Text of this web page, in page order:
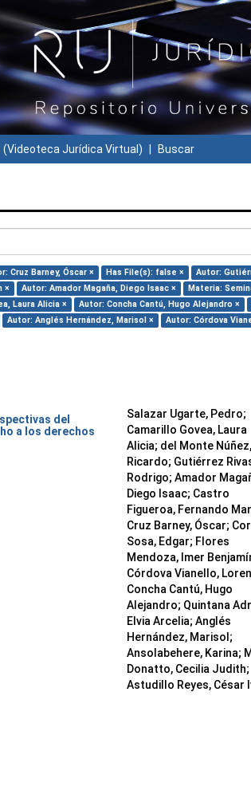
(Videoteca Jurídica Virtual) Buscar
Cruz Barney, Óscar × Has File(s): false ×
Autor:
× Autor: Amador Magaña, Diego Isaac ×
Materia:
Laura Alicia × Autor: Concha Cantú, Hugo Alejandro ×
Autor: Anglés Hernández, Marisol × Autor: Córdova
del
a los derechos
Salazar Ugarte, Pedro;
Camarillo Govea, Laura
Alicia; del Monte Núñez,
Ricardo; Gutiérrez
Rodrigo; Amador
Diego Isaac; Castro
Figueroa, Fernando
Cruz Barney, Óscar;
Sosa, Edgar; Flores
Mendoza, Imer
Córdova Vianello,
Concha Cantú, Hugo
Alejandro; Quintana
Elvia Arcelia; Anglés
Hernández, Marisol ;
Ansolabehere, Karina;
Donatto, Cecilia Judith;
Astudillo Reyes, César